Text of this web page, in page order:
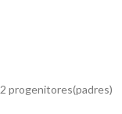
progenitores(padres)